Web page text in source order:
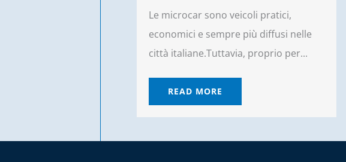
Le microcar sono veicoli pratici,
economici e sempre più diffusi nelle
città italiane.Tuttavia, proprio per...
READ MORE